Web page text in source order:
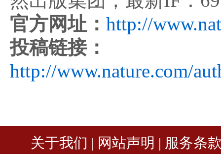
官方网址： http://
投稿链接：
http://www.nature.com/
关于我们 | 网站声明 | 服务条